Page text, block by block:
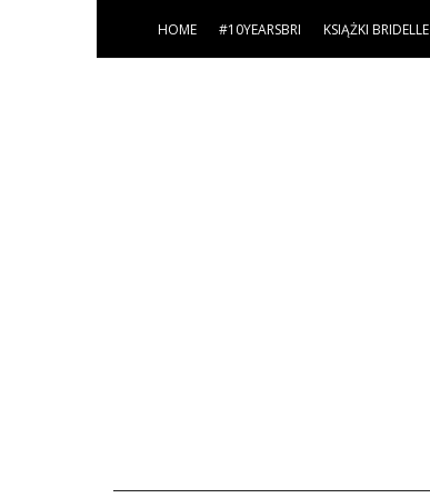
HOME #10YEARSBRI KSIĄŻKI BRIDELLE